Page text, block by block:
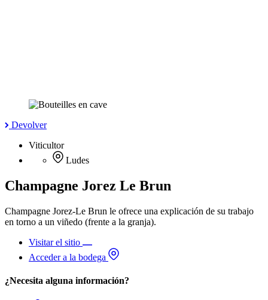
Devolver
Viticultor
Ludes
Champagne Jorez Le Brun
Champagne Jorez-Le Brun le ofrece una explicación de su trabajo
en torno a un viñedo (frente a la granja).
Visitar el sitio
Acceder a la bodega
¿Necesita alguna información?